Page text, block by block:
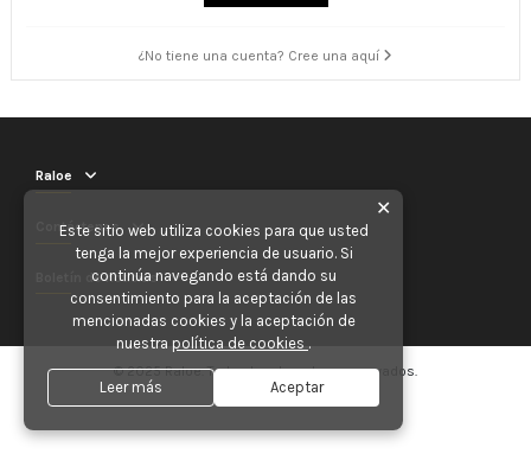
¿No tiene una cuenta? Cree una aquí
Raloe
Contáctenos
Boletín de noticias
© 2025 Raloe. Todos los derechos reservados.
✕
Este sitio web utiliza cookies para que usted
tenga la mejor experiencia de usuario. Si
continúa navegando está dando su
consentimiento para la aceptación de las
mencionadas cookies y la aceptación de
nuestra política de cookies .
Leer más Aceptar